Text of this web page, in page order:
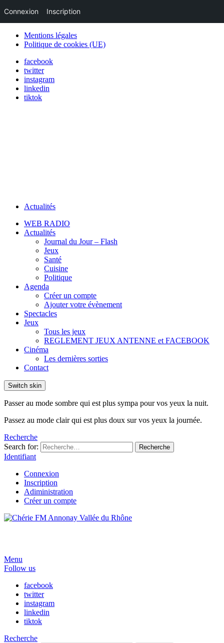
Mentions légales
Politique de cookies (UE)
facebook
twitter
instagram
linkedin
tiktok
Actualités
WEB RADIO
Actualités
Journal du Jour – Flash
Jeux
Santé
Cuisine
Politique
Agenda
Créer un compte
Ajouter votre évènement
Spectacles
Jeux
Tous les jeux
REGLEMENT JEUX ANTENNE et FACEBOOK
Cinéma
Les dernières sorties
Contact
Switch skin
Passer au mode sombre qui est plus sympa pour vos yeux la nuit.
Passez au mode clair qui est plus doux sur vos yeux la journée.
Recherche
Search for:
Recherche
Identifiant
Connexion
Inscription
Adiministration
Créer un compte
Menu
Follow us
facebook
twitter
instagram
linkedin
tiktok
Recherche
Connexion Inscription